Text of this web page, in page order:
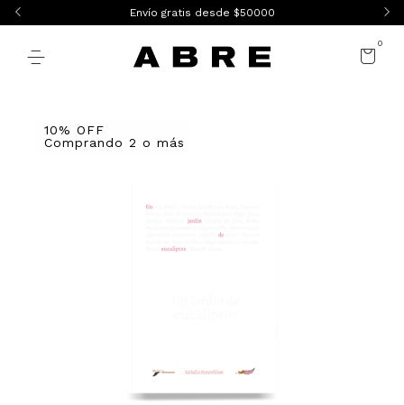
Envío gratis desde $50000
0
10% OFF
Comprando 2 o más